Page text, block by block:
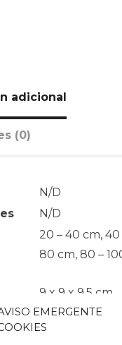
EMERGENTE
adicional
(0)
N/D
N/D
20 – 40 cm, 40
80 cm, 80 –
9 x 9 x 9,5 cm